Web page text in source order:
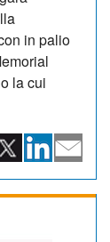
in palio
la cui